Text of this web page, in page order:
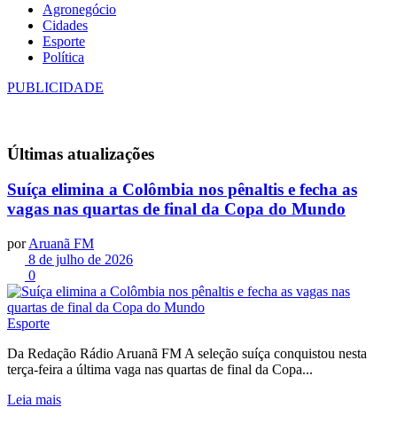
Agronegócio
Cidades
Esporte
Política
PUBLICIDADE
Últimas atualizações
Suíça elimina a Colômbia nos pênaltis e fecha as
vagas nas quartas de final da Copa do Mundo
por Aruanã FM
8 de julho de 2026
0
Esporte
Da Redação Rádio Aruanã FM A seleção suíça conquistou nesta
terça-feira a última vaga nas quartas de final da Copa...
Leia mais